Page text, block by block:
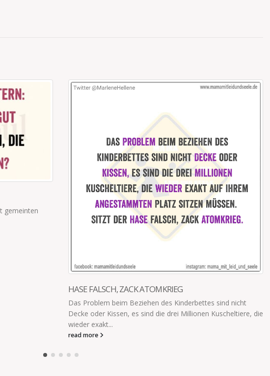
DAS ZAHLE ICH
Der Schüler, der nie fehlt, will nicht mit zum weihnachtlichen
Klassenausflug. Was nur ich weiß: Er mochte seine Ma nicht
um 10...
read more